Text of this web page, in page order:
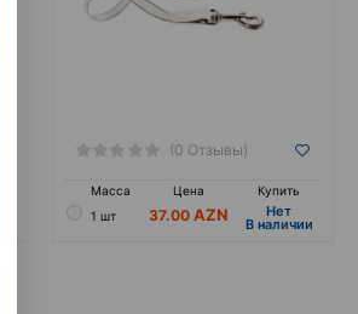
(0 Отзывы)
Масса Цена
Купить
1 шт
37.00 Hет
B наличии